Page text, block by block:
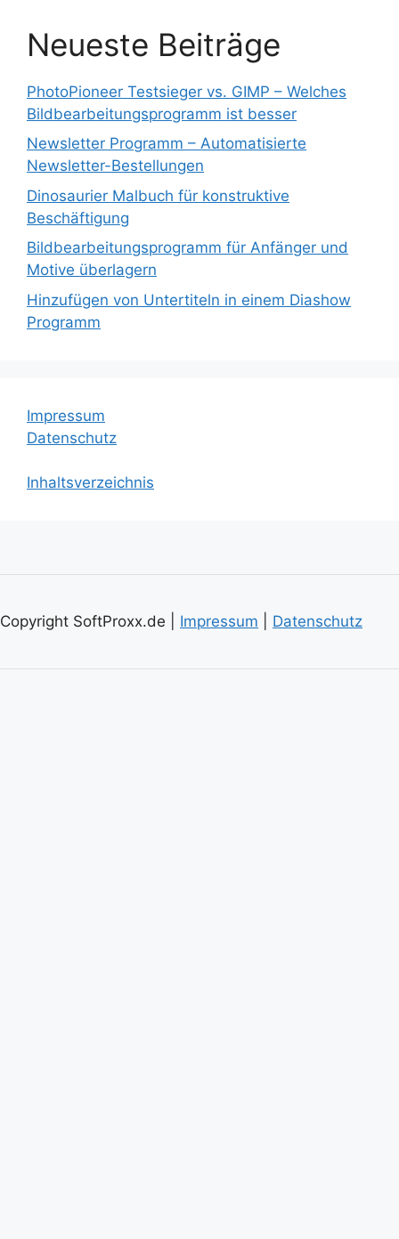
Neueste Beiträge
PhotoPioneer Testsieger vs. GIMP – Welches
Bildbearbeitungsprogramm ist besser
Newsletter Programm – Automatisierte
Newsletter-Bestellungen
Dinosaurier Malbuch für konstruktive
Beschäftigung
Bildbearbeitungsprogramm für Anfänger und
Motive überlagern
Hinzufügen von Untertiteln in einem Diashow
Programm
Impressum
Datenschutz
Inhaltsverzeichnis
Copyright SoftProxx.de | Impressum Datenschutz